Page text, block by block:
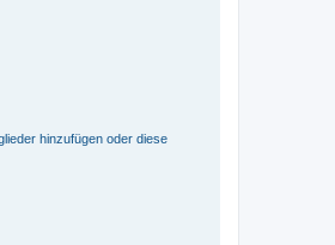
hinzufügen oder diese